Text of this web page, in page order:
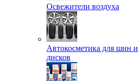
Освежители воздуха
Автокосметика для шин и
дисков